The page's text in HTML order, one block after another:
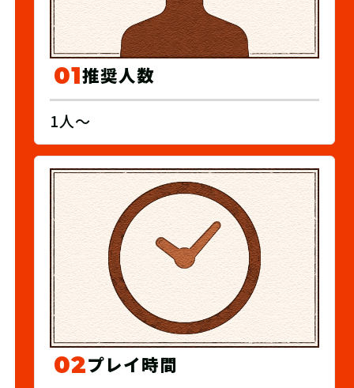
01推奨人数
1人～
02プレイ時間